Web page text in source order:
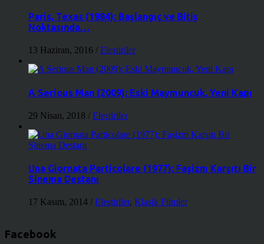
Paris, Texas (1984): Başlangıç ve Bitiş
Noktasında…
13 Haziran, 2016 / Eleştiriler
A Serious Man (2009): Eski Maymuncuk, Yeni Kapı
29 Nisan, 2018 / Eleştiriler
Una Giornata Particolare (1977): Faşizm Karşıtı Bir
Sinema Destanı
17 Kasım, 2014 / Eleştiriler, Klasik Filmler
Facebook